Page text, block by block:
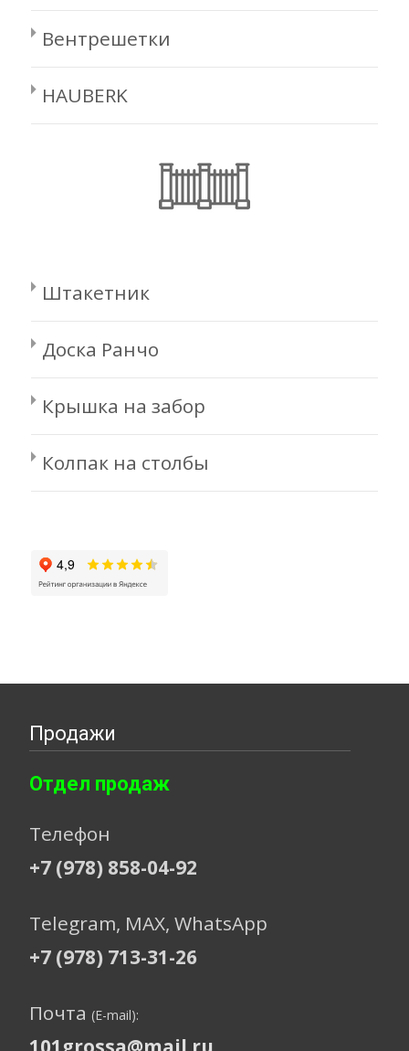
Вентрешетки
HAUBERK
Штакетник
Доска Ранчо
Крышка на забор
Колпак на столбы
Продажи
Отдел продаж
Телефон
+7 (978) 858-04-92
Telegram, МАХ, WhatsApp
+7 (978) 713-31-26
Почта (E-mail):